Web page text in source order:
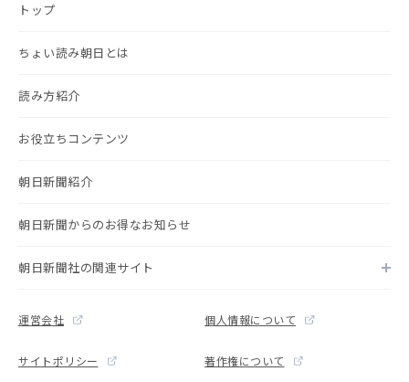
トップ
ちょい読み朝日とは
読み方紹介
お役立ちコンテンツ
朝日新聞紹介
朝日新聞からのお得なお知らせ
朝日新聞社の関連サイト
運営会社 個人情報について
サイトポリシー 著作権について